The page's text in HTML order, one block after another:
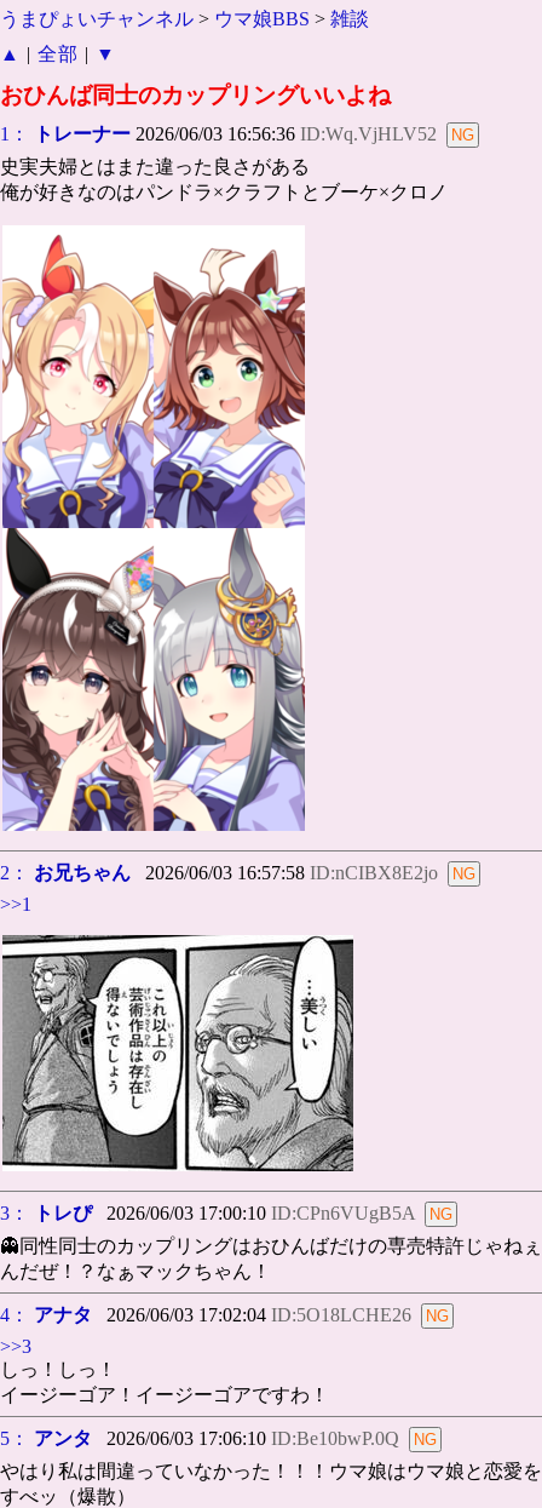
うまぴょいチャンネル > ウマ娘BBS > 雑談
▲
| 全部 | ▼
おひんば同士のカップリングいいよね
1： トレーナー 2026/06/03 16:56:36 ID:Wq.VjHLV52
史実夫婦とはまた違った良さがある
俺が好きなのはパンドラ×クラフトとブーケ×クロノ
2： お兄ちゃん 2026/06/03 16:57:58 ID:nCIBX8E2jo
>>1
3： トレぴ2026/06/03 17:00:10 ID:CPn6VUgB5A
👻同性同士のカップリングはおひんばだけの専売特許じゃねぇ
んだぜ！？なぁマックちゃん！
4： アナタ 2026/06/03 17:02:04 ID:5O18LCHE26
>>3
しっ！しっ！
イージーゴア！イージーゴアですわ！
5： アンタ 2026/06/03 17:06:10 ID:Be10bwP.0Q
やはり私は間違っていなかった！！！ウマ娘はウマ娘と恋愛を
すべッ（爆散）